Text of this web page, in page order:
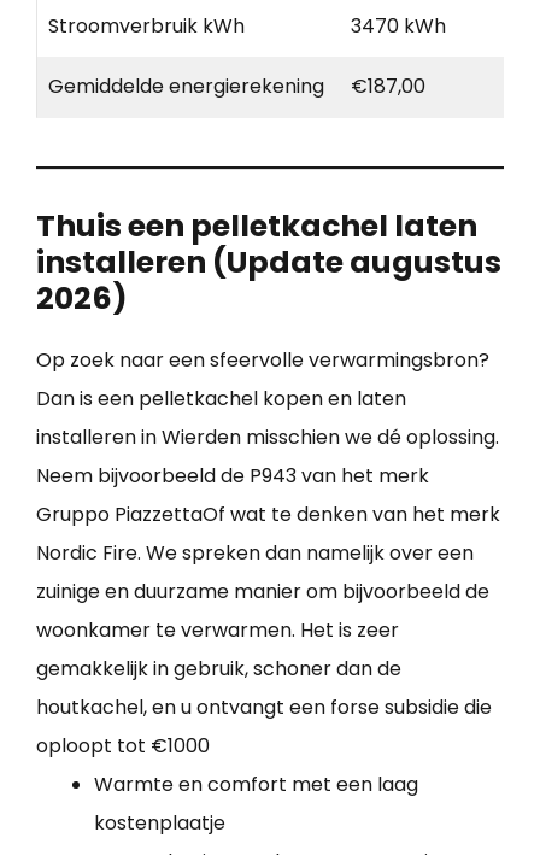
Stroomverbruik kWh 3470 kWh
Gemiddelde energierekening €187,00
Thuis een pelletkachel laten
installeren (Update augustus
2026)
Op zoek naar een sfeervolle verwarmingsbron?
Dan is een pelletkachel kopen en laten
installeren in Wierden misschien we dé oplossing.
Neem bijvoorbeeld de P943 van het merk
Gruppo PiazzettaOf wat te denken van het merk
Nordic Fire. We spreken dan namelijk over een
zuinige en duurzame manier om bijvoorbeeld de
woonkamer te verwarmen. Het is zeer
gemakkelijk in gebruik, schoner dan de
houtkachel, en u ontvangt een forse subsidie die
oploopt tot €1000
Warmte en comfort met een laag
kostenplaatje